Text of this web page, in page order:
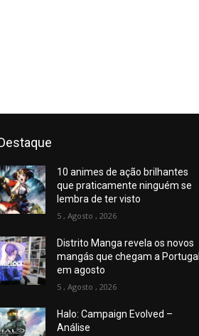
10 animes de ação brilhantes
que praticamente ninguém se
lembra de ter visto
5 , Agosto , 2026
Distrito Manga revela os novos
mangás que chegam a Portugal
em agosto
5 , Agosto , 2026
Halo: Campaign Evolved –
Análise